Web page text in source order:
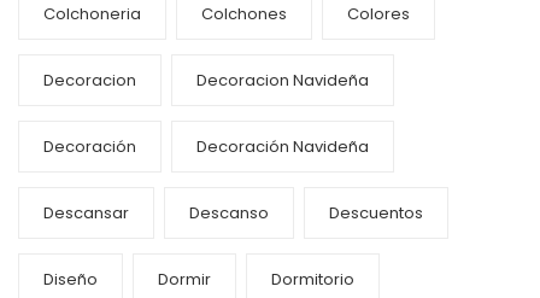
Colchoneria Colchones Colores
Decoracion Decoracion Navideña
Decoración Decoración Navideña
Descansar Descanso Descuentos
Diseño Dormir Dormitorio